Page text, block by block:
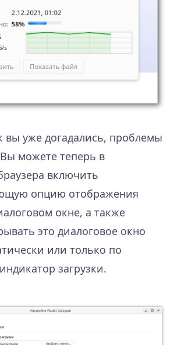
вы уже догадались, проблемы
можете теперь в
включить
опцию отображения
окне, а также
это диалоговое окно
или только по
загрузки.